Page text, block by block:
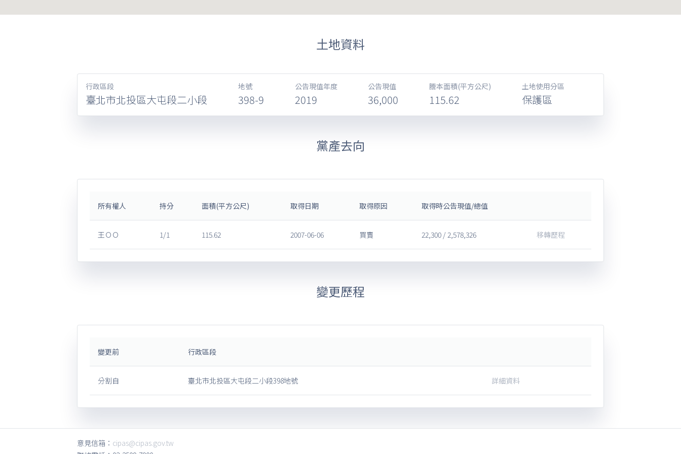
土地資料
行政區段
臺北市北投區大屯段二小段
地號
398-9
公告現值年度
2019
公告現值
36,000
謄本面積(平方公尺)
115.62
土地使用分區
保護區
黨產去向
所有權人 持分 面積(平方公尺) 取得日期 取得原因 取得時公告現值/總值
王ＯＯ 1/1 115.62 2007-06-06 買賣 22,300 / 2,578,326 移轉歷程
變更歷程
變更前 行政區段
分割自 臺北市北投區大屯段二小段398地號 詳細資料
意見信箱： cipas@cipas.gov.tw